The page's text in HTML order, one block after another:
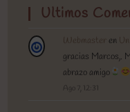
Ultimos
Webmaster en
gracias Marcos,.
abrazo amigo
Ago 7, 12:31